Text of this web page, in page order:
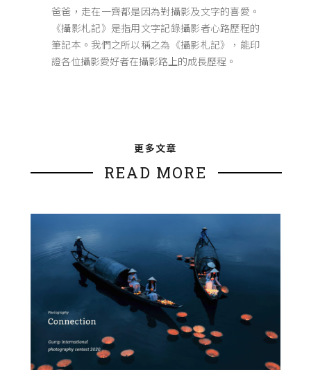
爸爸，走在一齊都是因為對攝影及文字的喜愛。
《攝影札記》是指用文字記錄攝影者心路歷程的
筆記本。我們之所以稱之為《攝影札記》，能印
證各位攝影愛好者在攝影路上的成長歷程。
更多文章
READ MORE